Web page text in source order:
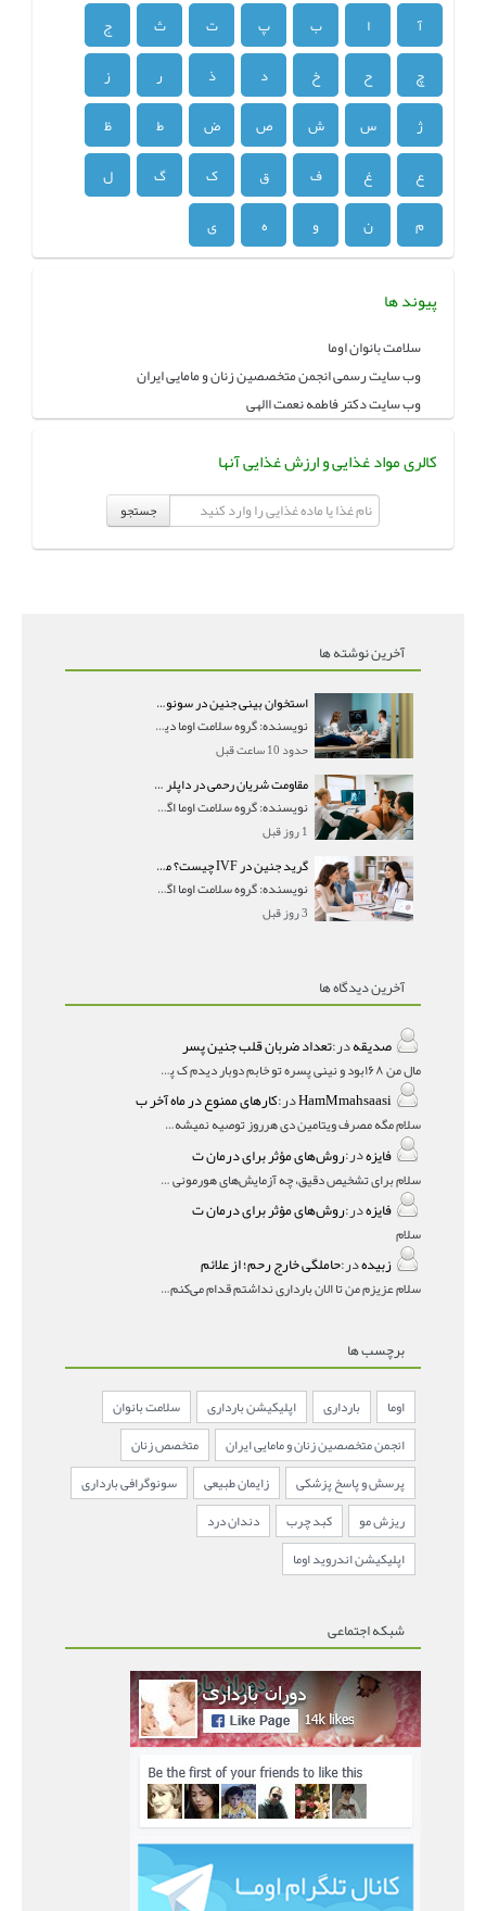
آ ا ب پ ت ث
ج
چ
ح خ د ذ ر
ز
ژ
س ش ص ض ط
ظ
ع
غ ف ق ک گ
ل
م
ن و ه ی
پیوند ها
سلامت بانوان اوما
وب سایت رسمی انجمن متخصصین زنان و مامایی ایران
وب سایت دکتر فاطمه نعمت االهی
کالری مواد غذایی و ارزش غذایی آنها
جستجو
آخرین نوشته ها
استخوان بینی جنین در سونوگرافی؛ دیده نشدن یا دیر تشکیل شدن آن چه معنایی دارد؟
نویسنده: گروه سلامت اوما دیده نشدن استخوان بینی جن
حدود 10 ساعت قبل
مقاومت شریان رحمی در داپلر بارداری؛ PI و RI نرمال و تأثیر آن بر جنین
نویسنده: گروه سلامت اوما اگر در جواب سونوگرافی داپ
1 روز قبل
گرید جنین در IVF چیست؟ معنی AA، AB و BB و شانس موفقیت هر گرید
نویسنده: گروه سلامت اوما اگر در گزارش IVF با عباراتی
3 روز قبل
آخرین دیدگاه ها
صدیقهدر:تعداد ضربان قلب جنین پسر
مال من ۱۶۸بود و نینی پسره تو خابم دوبار دیدم ک پسره
HamMmahsaasiدر:کارهای ممنوع در ماه آخر ب
سلام مگه مصرف ویتامین دی هرروز توصیه نمیشه؟درمقاله میگه
فایزهدر:روش‌های مؤثر برای درمان ت
سلام برای تشخیص دقیق، چه آزمایش‌های هورمونی و چه سونوگر
فایزهدر:روش‌های مؤثر برای درمان ت
سلام
زبیدهدر:حاملگی خارج رحم؛ از علائم
سلام عزیزم من تا الان بارداری نداشتم قدام می‌کنم باردار
برچسب ها
اوما بارداری اپلیکیشن بارداری
سلامت بانوان
انجمن متخصصین زنان و مامایی ایران
متخصص زنان
پرسش و پاسخ پزشکی
زایمان طبیعی
سونوگرافی بارداری
ریزش مو
کبد چرب
دندان درد
اپلیکیشن اندروید اوما
شبکه اجتماعی